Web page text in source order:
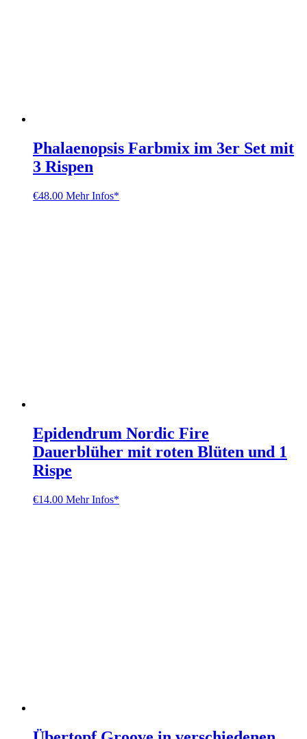
Phalaenopsis Farbmix im 3er Set mit
3 Rispen
€48.00 Mehr Infos*
Epidendrum Nordic Fire
Dauerblüher mit roten Blüten und 1
Rispe
€14.00 Mehr Infos*